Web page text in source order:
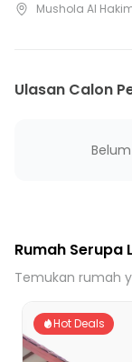
Mushola Al
Ulasan Calon
Rumah Serupa
Temukan rumah
Hot Deals